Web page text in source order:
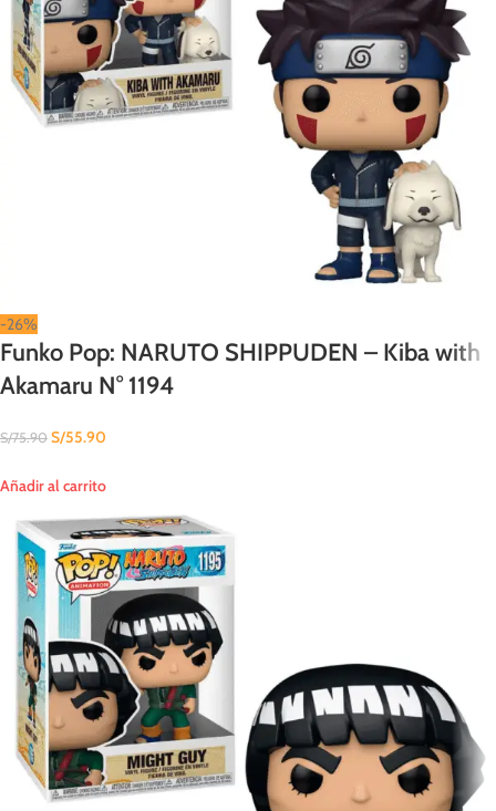
-26%
Funko Pop: NARUTO SHIPPUDEN – Kiba with
Akamaru N° 1194
S/75.90 S/55.90
Añadir al carrito